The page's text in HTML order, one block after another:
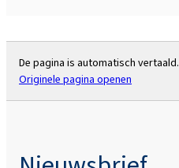
De pagina is automatisch vertaald.
Originele pagina openen